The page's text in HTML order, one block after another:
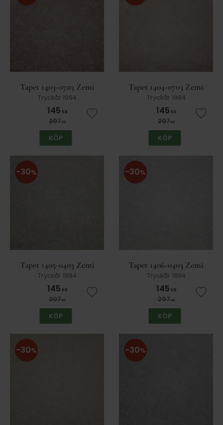
Tapet 1403-0703 Zemi
Tryckår 1994
145 KR
207KR Lägg till i favoriter
KÖP
Tapet 1404-0703 Zemi
Tryckår 1994
145 KR
207KR Lägg
KÖP
Tapet 1405-0403 Zemi
Tryckår 1994
145 KR
207KR
30%
Lägg till i favoriter
KÖP
Tapet 1406-0403 Zemi
Tryckår 1994
145 KR
207KR
30%
Lägg
KÖP
30% 30%